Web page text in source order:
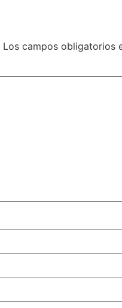
Los campos obligatorios